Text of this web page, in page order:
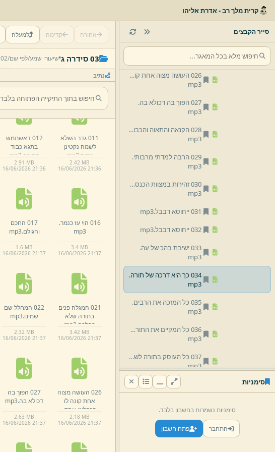
קרית מלך רב - אדרת אליהו
סייר הקבצים
024 העולם הזה דומה לפרוזדור.
025 העולם קיים על הדין.
mp3
026 העושה מצוה אחת קונה לו פרקליט אחד.
mp3
027 הפוך בה דכולא בה.
mp3
028 הקנאה והתאוה והכבוד מוציאין את האדם מן העולם.
mp3
029 הרבה למדתי מרבותי.
mp3
030 זהירות במצוות הכנסת אורחים.
mp3
031 ייחוסא דבבל.
mp3
032 ייחוסא דבבל.
mp3
033 ישיבת בהכ של עה.
mp3
034 כך היא דרכה של תורה.
mp3
035 כל המזכה את הרבים.
mp3
036 כל המקיים את התורה מעוני.
mp3
037 כל העוסק בתורה לשמה.
mp3
038 כתר תורה קבלת התורה מרב לתלמיד.
mp3
039 לא הביישן למד.
mp3
סימניות
סימניות נשמרות בחשבון בלבד.
התחבר פתח חשבון
אחורה קדימה למעלה
03 סידרה ג' שיעורי שמע/לפי שם/02 הרב אליהו זילברמן/
נתיב
למעלת התורה.
mp3
00:25:46 · 2.85 MB
16/06/2026 21:36
גדולה לעצמך
קנייני תורה
mp3
16/06/2026 21:36
011 גדר השלא
לשמה נקטינן
כתוס. mp3
2.42 MB
16/06/2026 21:36
012 דאשתמש
בתגא כבוד
התורה. mp3
2.91 MB
16/06/2026 21:36
016 הוי עז כנמר.
mp3
3.4 MB
16/06/2026 21:37
017 החכם
והגולם.mp3
1.6 MB
16/06/2026 21:37
021 המגלה פנים
בתורה שלא
כהלכה. mp3
3.42 MB
16/06/2026 21:37
022 המחלל שם
שמים.mp3
2.32 MB
16/06/2026 21:37
026 העושה מצוה
אחת קונה לו
פרקליט אחד.
mp3
2.18 MB
16/06/2026 21:37
027 הפוך בה
דכולא בה.mp3
2.63 MB
16/06/2026 21:37